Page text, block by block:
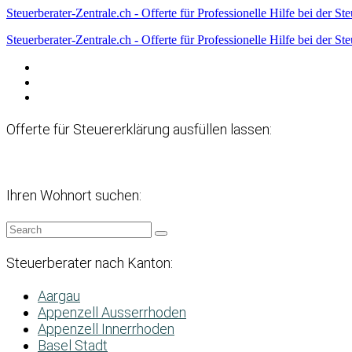
Steuerberater-Zentrale.ch - Offerte für Professionelle Hilfe bei der
Steuerberater-Zentrale.ch - Offerte für Professionelle Hilfe bei der
Offerte für Steuererklärung ausfüllen lassen:
Ihren Wohnort suchen:
Steuerberater nach Kanton:
Aargau
Appenzell Ausserrhoden
Appenzell Innerrhoden
Basel Stadt